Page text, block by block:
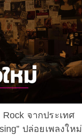
จากประเทศ
ปล่อยเพลงใหม่